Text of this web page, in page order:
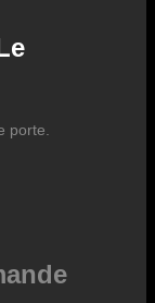
porte.